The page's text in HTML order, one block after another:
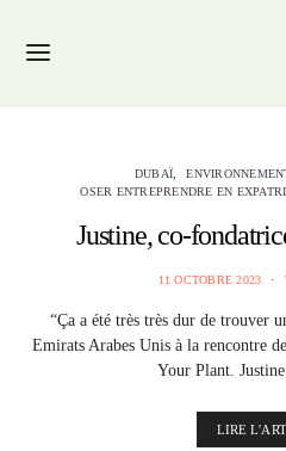
DUBAÏ
OSER ENTREPRENDRE EN
Justine, co-
11 OCTOBRE 2023
“Ça a été très très dur de trouver
Emirats Arabes Unis à la rencontre
Your Plant.
LIRE